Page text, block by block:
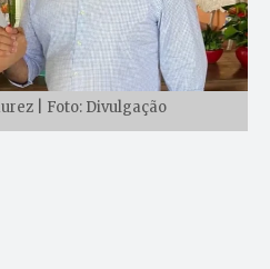
| Foto: Divulgação